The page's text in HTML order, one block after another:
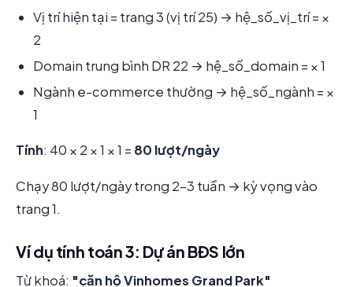
Vị trí hiện tại = trang 3 (vị trí 25) → hệ_số_vị_trí = ×
2
Domain trung bình DR 22 → hệ_số_domain = × 1
Ngành e-commerce thường → hệ_số_ngành = ×
1
Tính: 40 × 2 × 1 × 1 = 80 lượt/ngày
Chạy 80 lượt/ngày trong 2-3 tuần → kỳ vọng vào
trang 1.
Ví dụ tính toán 3: Dự án BĐS lớn
Từ khoá: "căn hộ Vinhomes Grand Park"